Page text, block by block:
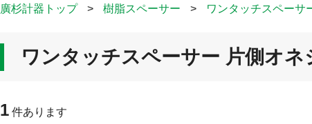
廣杉計器トップ > 樹脂スペーサー > ワンタッチスペーサ
ワンタッチスペーサー 片側オネ
1 件あります